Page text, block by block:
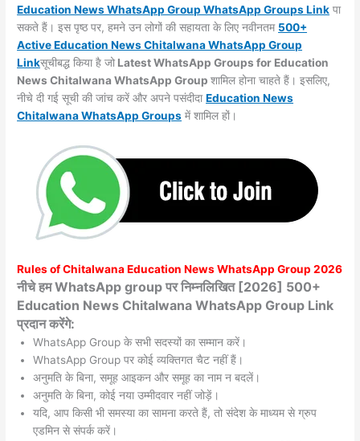
Education News WhatsApp Group WhatsApp GroupsLink पा
सकते हैं। इस पृष्ठ पर, हमने उन लोगों की सहायता के लिए नवीनतम 500+
Active Education News Chitalwana WhatsApp Group
Linkसूचीबद्ध किया है जो Latest WhatsApp Groups for Education
News Chitalwana WhatsApp Groupशामिल होना चाहते हैं। इसलिए,
नीचे दी गई सूची की जांच करें और अपने पसंदीदाEducation News
Chitalwana WhatsAppGroups में शामिल हों।
Rules ofChitalwanaEducation News WhatsApp Group 2026
नीचे हम WhatsApp group पर निम्नलिखित [2026] 500+
Education News Chitalwana WhatsApp Group Link
प्रदान करेंगे:
WhatsApp Group के सभी सदस्यों का सम्मान करें।
WhatsApp Group पर कोई व्यक्तिगत चैट नहीं हैं।
अनुमति के बिना, समूह आइकन और समूह का नाम न बदलें।
अनुमति के बिना, कोई नया उम्मीदवार नहीं जोड़ें।
यदि, आप किसी भी समस्या का सामना करते हैं, तो संदेश के माध्यम से ग्रुप
एडमिन से संपर्क करें।